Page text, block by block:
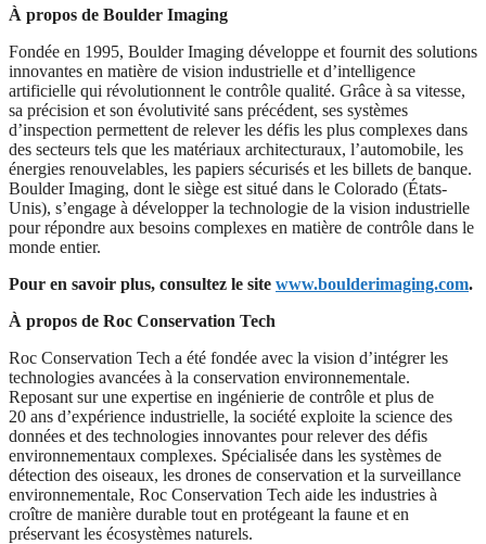
À propos de Boulder Imaging
Fondée en 1995, Boulder Imaging développe et fournit des solutions
innovantes en matière de vision industrielle et dʼintelligence
artificielle qui révolutionnent le contrôle qualité. Grâce à sa vitesse,
sa précision et son évolutivité sans précédent, ses systèmes
dʼinspection permettent de relever les défis les plus complexes dans
des secteurs tels que les matériaux architecturaux, lʼautomobile, les
énergies renouvelables, les papiers sécurisés et les billets de banque.
Boulder Imaging, dont le siège est situé dans le Colorado (États-
Unis), sʼengage à développer la technologie de la vision industrielle
pour répondre aux besoins complexes en matière de contrôle dans le
monde entier.
Pour en savoir plus, consultez le site www.boulderimaging.com.
À propos de Roc Conservation Tech
Roc Conservation Tech a été fondée avec la vision d’intégrer les
technologies avancées à la conservation environnementale.
Reposant sur une expertise en ingénierie de contrôle et plus de
20 ans d’expérience industrielle, la société exploite la science des
données et des technologies innovantes pour relever des défis
environnementaux complexes. Spécialisée dans les systèmes de
détection des oiseaux, les drones de conservation et la surveillance
environnementale, Roc Conservation Tech aide les industries à
croître de manière durable tout en protégeant la faune et en
préservant les écosystèmes naturels.